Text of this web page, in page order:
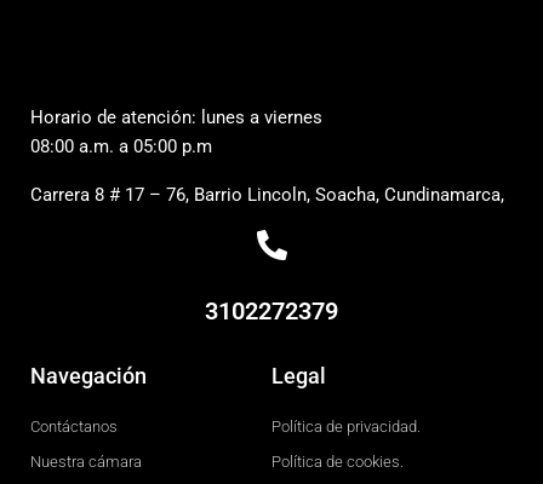
Horario de atención: lunes a viernes
08:00 a.m. a 05:00 p.m
Carrera 8 # 17 – 76, Barrio Lincoln, Soacha, Cundinamarca,
3102272379
Navegación
Contáctanos
Nuestra cámara
Legal
Política de privacidad.
Política de cookies.